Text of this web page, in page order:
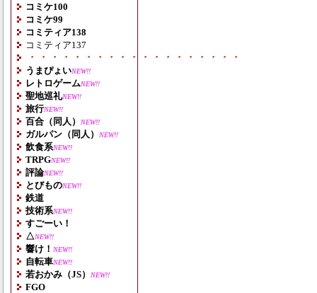
コミケ100
コミケ99
コミティア138
コミティア137
・・・・・・・・・・・・・・・・・・・
うまぴょいNEW!!
レトロゲームNEW!!
聖地巡礼NEW!!
旅行NEW!!
百合（同人） NEW!!
ガルパン（同人） NEW!!
飲食系NEW!!
TRPGNEW!!
評論NEW!!
とびものNEW!!
鉄道
技術系NEW!!
すごーい！
△NEW!!
響け！ NEW!!
自転車NEW!!
若おかみ（JS） NEW!!
FGO